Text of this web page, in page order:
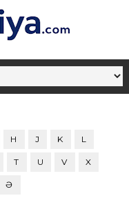
H J K L
T U V X
Ə